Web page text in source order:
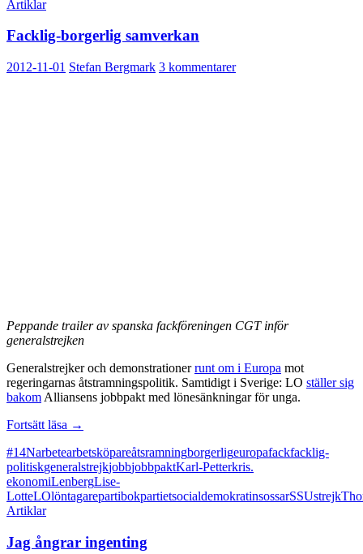
Artiklar
Facklig-borgerlig samverkan
2012-11-01 Stefan Bergmark 3 kommentarer
Peppande trailer av spanska fackföreningen CGT inför
generalstrejken
Generalstrejker och demonstrationerrunt om i Europa mot
regeringarnas åtstramningspolitik. Samtidigt i Sverige: LO ställer sig
bakom Alliansens jobbpakt med lönesänkningar för unga.
Fortsätt läsa Facklig-
samverkan
→
#14Narbetearbetsköpareåtsramningborgerligeuropafackfacklig-
politiskgeneralstrejkjobbjobbpaktKarl-Petterkris.
ekonomiLenbergLise-
LotteLOlöntagarepartibokpartietsocialdemokratinsossarSSUstrejk
Artiklar
Jag ångrar ingenting